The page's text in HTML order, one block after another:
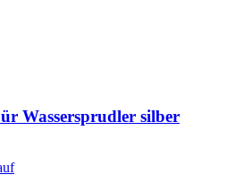
Wassersprudler silber